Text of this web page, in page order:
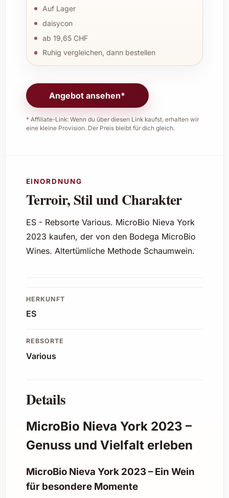
Auf Lager
daisycon
ab 19,65 CHF
Ruhig vergleichen, dann bestellen
Angebot ansehen*
* Affiliate-Link: Wenn du über diesen Link kaufst, erhalten wir
eine kleine Provision. Der Preis bleibt für dich gleich.
EINORDNUNG
Terroir, Stil und Charakter
ES - Rebsorte Various. MicroBio Nieva York
2023 kaufen, der von den Bodega MicroBio
Wines. Altertümliche Methode Schaumwein.
HERKUNFT
ES
REBSORTE
Various
Details
MicroBio Nieva York 2023 –
Genuss und Vielfalt erleben
MicroBio Nieva York 2023 – Ein Wein
für besondere Momente